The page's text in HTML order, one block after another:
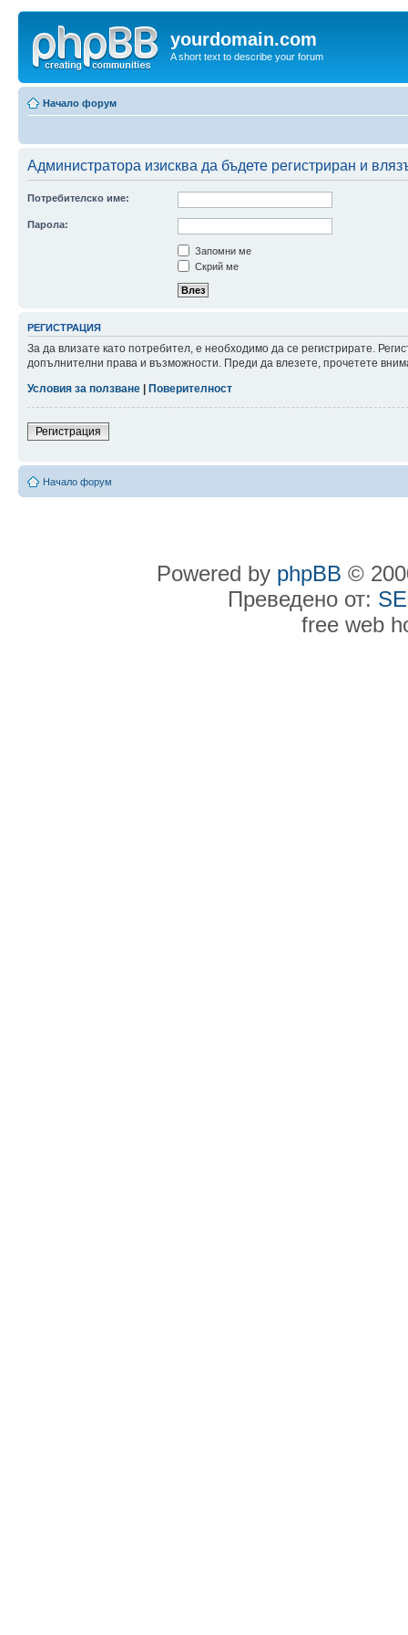
yourdomain.com
A short text to describe your forum
Начало форум
Администратора изисква да бъдете регистриран и
Потребителско име:
Парола:
Запомни ме
Скрий ме
РЕГИСТРАЦИЯ
За да влизате като потребител, е необходимо да се регистрирате.
допълнителни права и възможности. Преди да влезете, прочетете
Условия за ползване
Поверителност
Регистрация
Начало форум
Powered by phpBB ©
Преведено от:
free web